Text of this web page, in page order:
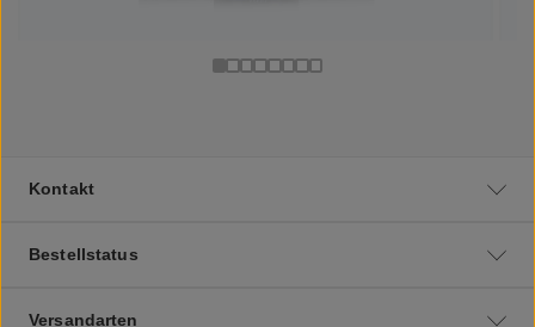
Kontakt
Bestellstatus
Versandarten